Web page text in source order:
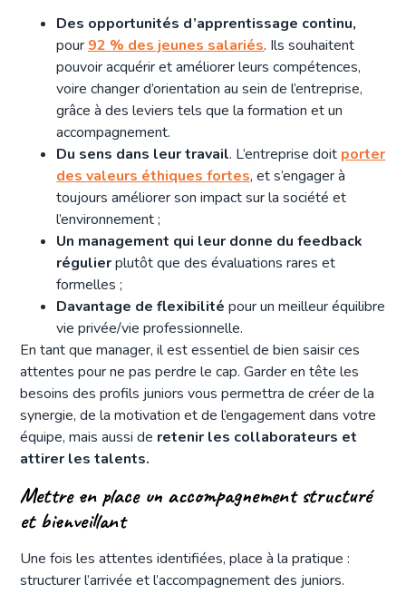
Des opportunités d’apprentissage continu,
pour 92 % des jeunes salariés. Ils souhaitent
pouvoir acquérir et améliorer leurs compétences,
voire changer d’orientation au sein de l’entreprise,
grâce à des leviers tels que la formation et un
accompagnement.
Du sens dans leur travail. L’entreprise doit porter
des valeurs éthiques fortes, et s’engager à
toujours améliorer son impact sur la société et
l’environnement ;
Un management qui leur donne du feedback
régulierplutôt que des évaluations rares et
formelles ;
Davantage de flexibilitépour un meilleur équilibre
vie privée/vie professionnelle.
En tant que manager, il est essentiel de bien saisir ces
attentes pour ne pas perdre le cap. Garder en tête les
besoins des profils juniors vous permettra de créer de la
synergie, de la motivation et de l’engagement dans votre
équipe, mais aussi de retenir les collaborateurs et
attirer les talents.
Mettre en place un accompagnement structuré
et bienveillant
Une fois les attentes identifiées, place à la pratique :
structurer l’arrivée et l’accompagnement des juniors.